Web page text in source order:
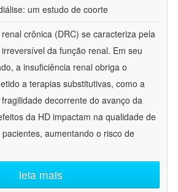
um estudo de coorte
crônica (DRC) se caracteriza pela
da função renal. Em seu
a insuficiência renal obriga o
a terapias substitutivas, como a
decorrente do avanço da
da HD impactam na qualidade de
aumentando o risco de
leia mais